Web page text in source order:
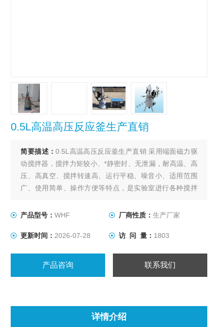
0.5L高温高压反应釜生产直销
简要描述：0.5L高温高压反应釜生产直销 采用端面磁力驱
动搅拌器，搅拌力矩较小、*静密封、无泄漏，耐高温、高
压、高真空、搅拌转速高、运行平稳、噪音小、适用范围
广、使用简单、操作方便等特点，是实验室进行各种搅拌
药、化工的理想选择。
产品型号：WHF 厂商性质： 生产厂家
更新时间： 2026-07-28 访 问 量： 1803
产品咨询 联系我们
详情介绍